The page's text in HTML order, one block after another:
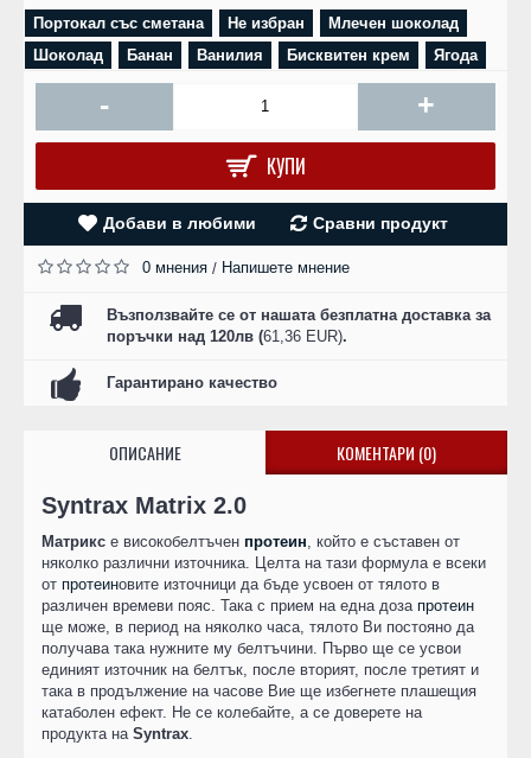
Портокал със сметана
Не избран
Млечен шоколад
Шоколад
Банан Ванилия Бисквитен крем Ягода
- +
КУПИ
Добави в любими Сравни продукт
0 мнения / Напишете мнение
Възползвайте се от нашата безплатна доставка за
поръчки над 120лв (61,36 EUR).
Гарантирано качество
ОПИСАНИЕ КОМЕНТАРИ (0)
Syntrax Matrix 2.0
Матрикс е високобелтъчен протеин , който е съставен от
няколко различни източника. Целта на тази формула е всеки
от протеиновите източници да бъде усвоен от тялото в
различен времеви пояс. Така с прием на една доза протеин
ще може, в период на няколко часа, тялото Ви постояно да
получава така нужните му белтъчини. Първо ще се усвои
единият източник на белтък, после вторият, после третият и
така в продължение на часове Вие ще избегнете плашещия
катаболен ефект. Не се колебайте, а се доверете на
продукта на Syntrax